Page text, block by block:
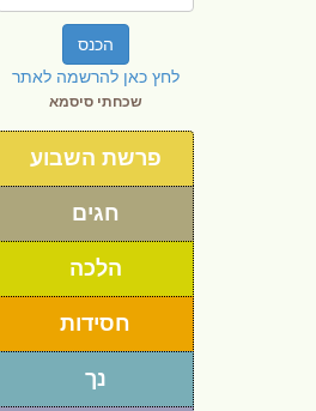
הכנס
לחץ כאן להרשמה לאתר
שכחתי סיסמא
פרשת השבוע
חגים
הלכה
חסידות
נך